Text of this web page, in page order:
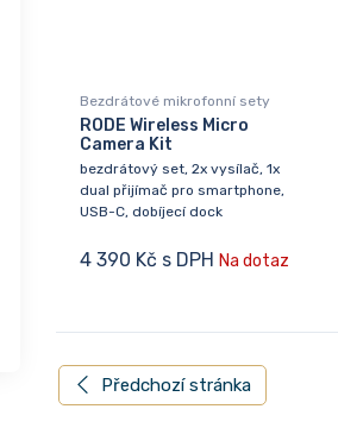
Bezdrátové mikrofonní sety
RODE Wireless Micro
Camera Kit
bezdrátový set, 2x vysílač, 1x
dual přijímač pro smartphone,
USB-C, dobíjecí dock
4 390 Kč s DPH Na dotaz
Předchozí stránka